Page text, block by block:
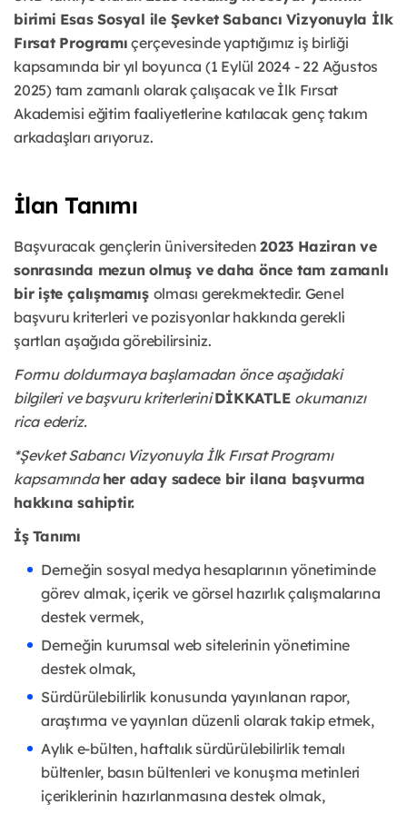
birimi Esas Sosyal ile Şevket Sabancı Vizyonuyla İlk
Fırsat Programı çerçevesinde yaptığımız iş birliği
kapsamında bir yıl boyunca (1 Eylül 2024 - 22 Ağustos
2025) tam zamanlı olarak çalışacak ve İlk Fırsat
Akademisi eğitim faaliyetlerine katılacak genç takım
arkadaşları arıyoruz.
İlan Tanımı
Başvuracak gençlerin üniversiteden2023 Haziran ve
sonrasında mezun olmuş ve daha önce tam zamanlı
bir işte çalışmamış olması gerekmektedir. Genel
başvuru kriterleri ve pozisyonlar hakkında gerekli
şartları aşağıda görebilirsiniz.
Formu doldurmaya başlamadan önce aşağıdaki
bilgileri ve başvuru kriterlerini DİKKATLE okumanızı
rica ederiz.
*Şevket Sabancı Vizyonuyla İlk Fırsat Programı
kapsamında her aday sadece bir ilana başvurma
hakkına sahiptir.
İş Tanımı
Derneğin sosyal medya hesaplarının yönetiminde
görev almak, içerik ve görsel hazırlık çalışmalarına
destek vermek,
Derneğin kurumsal web sitelerinin yönetimine
destek olmak,
Sürdürülebilirlik konusunda yayınlanan rapor,
araştırma ve yayınları düzenli olarak takip etmek,
Aylık e-bülten, haftalık sürdürülebilirlik temalı
bültenler, basın bültenleri ve konuşma metinleri
içeriklerinin hazırlanmasına destek olmak,